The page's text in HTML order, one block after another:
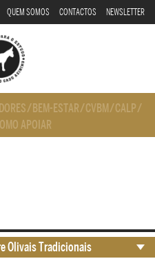
QUEM SOMOS CONTACTOS NEWSLETTER
/ BEM-ESTAR/CVBM/CALP/
APOIAR
Olivais Tradicionais